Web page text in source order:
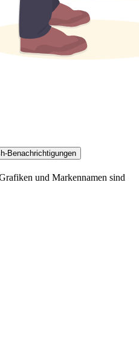
Benachrichtigungen
und Markennamen sind